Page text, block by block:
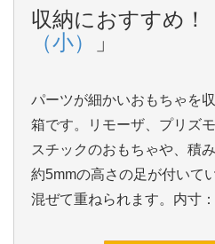
収納におすすめ！
（小） 」
パーツが細かいおもちゃを
箱です。リモーザ、プリズ
スチックのおもちゃや、積
約5mmの高さの足が付いて
混ぜて重ねられます。内寸